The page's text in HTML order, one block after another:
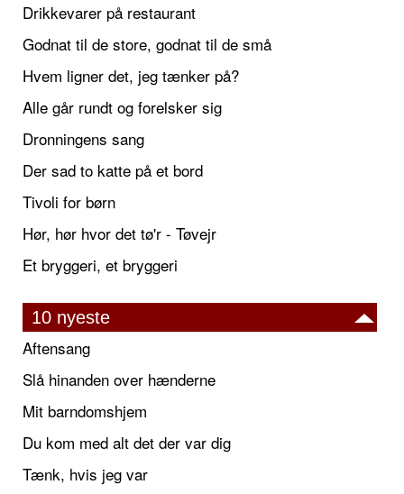
Drikkevarer på restaurant
Godnat til de store, godnat til de små
Hvem ligner det, jeg tænker på?
Alle går rundt og forelsker sig
Dronningens sang
Der sad to katte på et bord
Tivoli for børn
Hør, hør hvor det tø'r - Tøvejr
Et bryggeri, et bryggeri
10 nyeste
Aftensang
Slå hinanden over hænderne
Mit barndomshjem
Du kom med alt det der var dig
Tænk, hvis jeg var